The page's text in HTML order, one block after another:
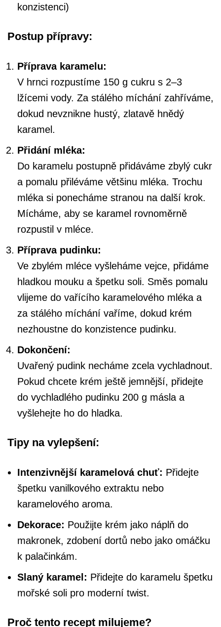
konzistenci)
Postup přípravy:
Příprava karamelu:
V hrnci rozpustíme 150 g cukru s 2–3
lžícemi vody. Za stálého míchání zahříváme,
dokud nevznikne hustý, zlatavě hnědý
karamel.
Přidání mléka:
Do karamelu postupně přidáváme zbylý cukr
a pomalu přiléváme většinu mléka. Trochu
mléka si ponecháme stranou na další krok.
Mícháme, aby se karamel rovnoměrně
rozpustil v mléce.
Příprava pudinku:
Ve zbylém mléce vyšleháme vejce, přidáme
hladkou mouku a špetku soli. Směs pomalu
vlijeme do vařícího karamelového mléka a
za stálého míchání vaříme, dokud krém
nezhoustne do konzistence pudinku.
Dokončení:
Uvařený pudink necháme zcela vychladnout.
Pokud chcete krém ještě jemnější, přidejte
do vychladlého pudinku 200 g másla a
vyšlehejte ho do hladka.
Tipy na vylepšení:
Intenzivnější karamelová chuť: Přidejte
špetku vanilkového extraktu nebo
karamelového aroma.
Dekorace: Použijte krém jako náplň do
makronek, zdobení dortů nebo jako omáčku
k palačinkám.
Slaný karamel: Přidejte do karamelu špetku
mořské soli pro moderní twist.
Proč tento recept milujeme?